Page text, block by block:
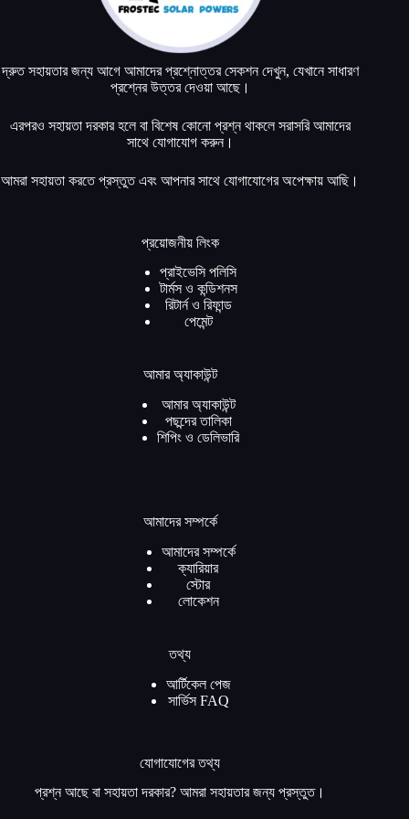
দ্রুত সহায়তার জন্য আগে আমাদের প্রশ্নোত্তর সেকশন দেখুন, যেখানে সাধারণ
প্রশ্নের উত্তর দেওয়া আছে।
এরপরও সহায়তা দরকার হলে বা বিশেষ কোনো প্রশ্ন থাকলে সরাসরি আমাদের
সাথে যোগাযোগ করুন।
আমরা সহায়তা করতে প্রস্তুত এবং আপনার সাথে যোগাযোগের অপেক্ষায় আছি।
প্রয়োজনীয় লিংক
প্রাইভেসি পলিসি
টার্মস ও কন্ডিশনস
রিটার্ন ও রিফান্ড
পেমেন্ট
আমার অ্যাকাউন্ট
আমার অ্যাকাউন্ট
পছন্দের তালিকা
শিপিং ও ডেলিভারি
আমাদের সম্পর্কে
আমাদের সম্পর্কে
ক্যারিয়ার
স্টোর
লোকেশন
তথ্য
আর্টিকেল পেজ
সার্ভিস FAQ
যোগাযোগের তথ্য
প্রশ্ন আছে বা সহায়তা দরকার? আমরা সহায়তার জন্য প্রস্তুত।